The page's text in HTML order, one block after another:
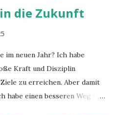
die Zukunft
im neuen Jahr? Ich habe
Kraft und Disziplin
zu erreichen. Aber damit
einen besseren Weg in